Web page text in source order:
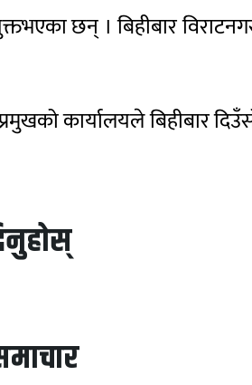
छन् । बिहीबार
कार्यालयले बिहीबार